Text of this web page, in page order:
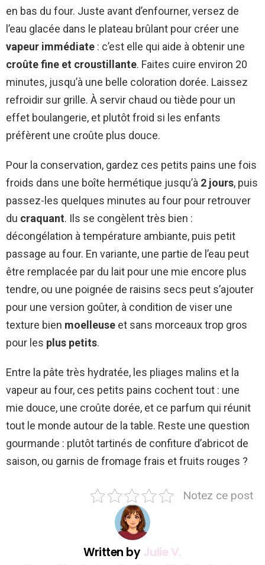
en bas du four. Juste avant d’enfourner, versez de
l’eau glacée dans le plateau brûlant pour créer une
vapeur immédiate : c’est elle qui aide à obtenir une
croûte fine et croustillante. Faites cuire environ 20
minutes, jusqu’à une belle coloration dorée. Laissez
refroidir sur grille. À servir chaud ou tiède pour un
effet boulangerie, et plutôt froid si les enfants
préfèrent une croûte plus douce.
Pour la conservation, gardez ces petits pains une fois
froids dans une boîte hermétique jusqu’à 2 jours, puis
passez-les quelques minutes au four pour retrouver
du craquant. Ils se congèlent très bien :
décongélation à température ambiante, puis petit
passage au four. En variante, une partie de l’eau peut
être remplacée par du lait pour une mie encore plus
tendre, ou une poignée de raisins secs peut s’ajouter
pour une version goûter, à condition de viser une
texture bien moelleuse et sans morceaux trop gros
pour les plus petits.
Entre la pâte très hydratée, les pliages malins et la
vapeur au four, ces petits pains cochent tout : une
mie douce, une croûte dorée, et ce parfum qui réunit
tout le monde autour de la table. Reste une question
gourmande : plutôt tartinés de confiture d’abricot de
saison, ou garnis de fromage frais et fruits rouges ?
Notez ce post
Written byJulie V.